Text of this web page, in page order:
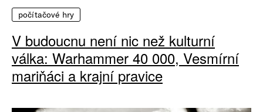
počítačové hry
V budoucnu není nic než kulturní
válka: Warhammer 40 000, Vesmírní
mariňáci a krajní pravice